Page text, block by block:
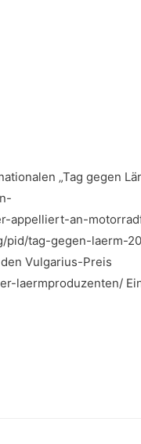
„Tag gegen
an-
pid/tag-gegen-laerm-
Vulgarius-Preis
laermproduzenten/